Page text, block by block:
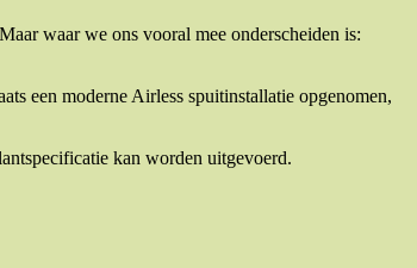
waar we ons vooral mee onderscheiden is:
een moderne Airless spuitinstallatie opgenomen,
kan worden uitgevoerd.